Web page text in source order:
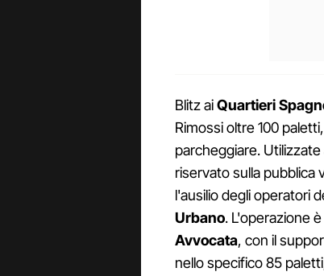
Blitz aiQuartieri
Rimossi oltre 100
parcheggiare.
riservato sulla pubblica
l'ausilio degli operatori
Urbano. L'operazione
Avvocata, con il
nello specifico 85